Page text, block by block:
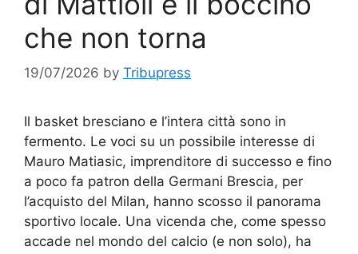
che non torna
19/07/2026 by Tribupress
Il basket bresciano e l’intera città sono in
fermento. Le voci su un possibile interesse di
Mauro Matiasic, imprenditore di successo e fino
a poco fa patron della Germani Brescia, per
l’acquisto del Milan, hanno scosso il panorama
sportivo locale. Una vicenda che, come spesso
accade nel mondo del calcio (e non solo), ha